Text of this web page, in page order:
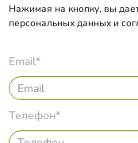
Нажимая на кнопку, вы
персональных данных и
Email*
Телефон*